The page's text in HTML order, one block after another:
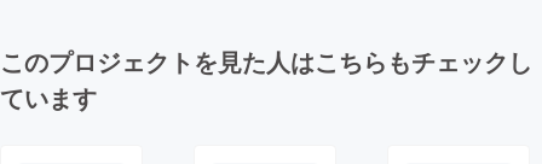
このプロジェクトを見た人はこちらもチェックし
ています